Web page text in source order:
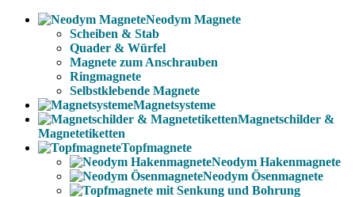
Neodym Magnete
Scheiben & Stab
Quader & Würfel
Magnete zum Anschrauben
Ringmagnete
Selbstklebende Magnete
Magnetsysteme
Magnetschilder &
Magnetetiketten
Topfmagnete
Neodym Hakenmagnete
Neodym Ösenmagnete